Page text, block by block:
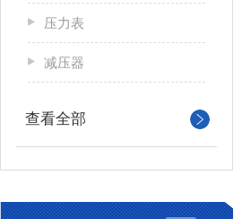
压力表
减压器
查看全部